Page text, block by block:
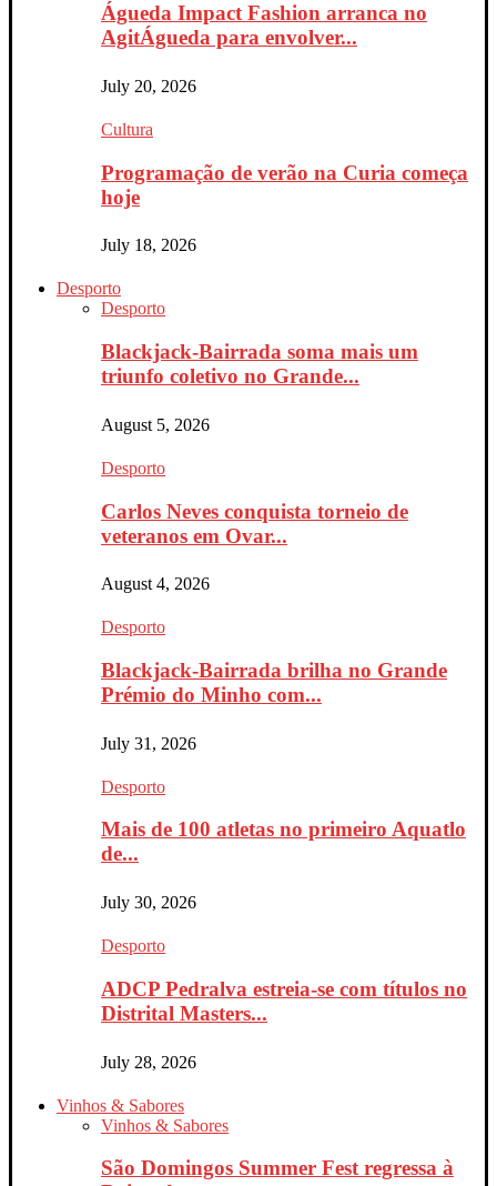
Águeda Impact Fashion arranca no
AgitÁgueda para envolver...
July 20, 2026
Cultura
Programação de verão na Curia começa
hoje
July 18, 2026
Desporto
Desporto
Blackjack-Bairrada soma mais um
triunfo coletivo no Grande...
August 5, 2026
Desporto
Carlos Neves conquista torneio de
veteranos em Ovar...
August 4, 2026
Desporto
Blackjack-Bairrada brilha no Grande
Prémio do Minho com...
July 31, 2026
Desporto
Mais de 100 atletas no primeiro Aquatlo
de...
July 30, 2026
Desporto
ADCP Pedralva estreia-se com títulos no
Distrital Masters...
July 28, 2026
Vinhos & Sabores
Vinhos & Sabores
São Domingos Summer Fest regressa à